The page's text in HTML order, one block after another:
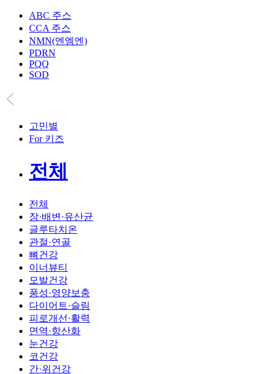
ABC 주스
CCA 주스
NMN(엔엠엔)
PDRN
PQQ
SOD
고민별
For 키즈
전체
전체
장·배변·유산균
글루타치온
관절·연골
뼈건강
이너뷰티
모발건강
풍성·영양보충
다이어트·슬림
피로개선·활력
면역·항산화
눈건강
코건강
간·위건강